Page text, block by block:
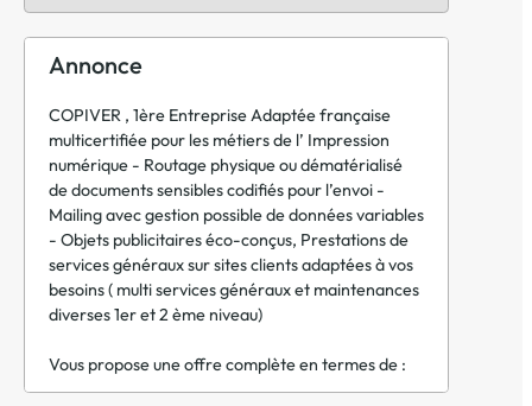
Annonce
COPIVER , 1ère Entreprise Adaptée française
multicertifiée pour les métiers de l’ Impression
numérique - Routage physique ou dématérialisé
de documents sensibles codifiés pour l’envoi -
Mailing avec gestion possible de données variables
- Objets publicitaires éco-conçus, Prestations de
services généraux sur sites clients adaptées à vos
besoins ( multi services généraux et maintenances
diverses 1er et 2 ème niveau)
Vous propose une offre complète en termes de :